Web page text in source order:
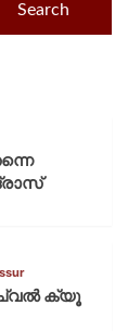
Search
ക്യൂ